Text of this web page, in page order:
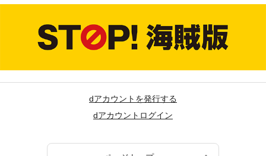
dアカウントを発行する
dアカウントログイン